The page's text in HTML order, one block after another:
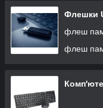
Флешки
флеш
флеш